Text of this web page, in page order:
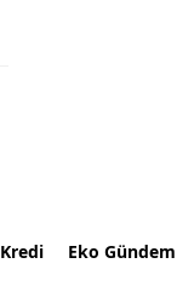
Kredi Eko Gündem